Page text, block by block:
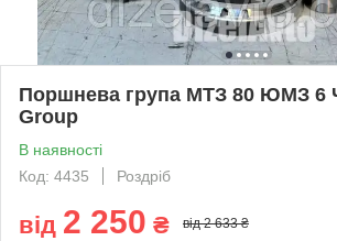
Поршнева група МТЗ 80 ЮМЗ 6
Group
В наявності
Код: 4435
Роздріб
від 2 250 ₴ від 2 633 ₴